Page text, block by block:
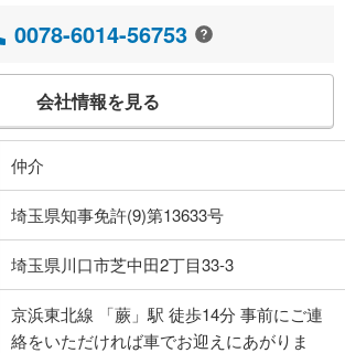
0078-6014-56753
会社情報を見る
仲介
埼玉県知事免許(9)第13633号
埼玉県川口市芝中田2丁目33-3
京浜東北線 「蕨」駅 徒歩14分 事前にご連
絡をいただければ車でお迎えにあがりま